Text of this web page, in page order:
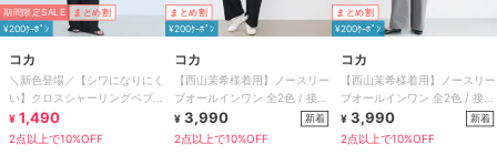
期間限定SALE
まとめ割
¥200ｸｰﾎﾟﾝ
コカ
＼新色登場／【シワになりにく
い】クロスシャーリングペプラ
ムオールインワン 全2色
¥ 1,490
2点以上で10%OFF
まとめ割
¥200ｸｰﾎﾟﾝ
コカ
【西山茉希様着用】ノースリー
ブオールインワン 全2色 / 接触
冷感・シワになりにくい
¥ 3,990 新着
2点以上で10%OFF
まとめ割
¥200ｸｰﾎﾟﾝ
コカ
【西山茉希様着用】ノースリー
ブオールインワン 全2色 / 接触
冷感・シワになりにくい
¥ 3,990 新着
2点以上で10%OFF